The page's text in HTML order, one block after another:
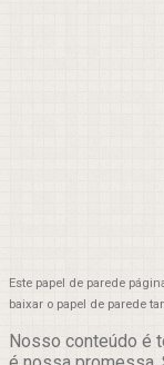
Este papel de parede
baixar o papel de parede
Nosso conteúdo é